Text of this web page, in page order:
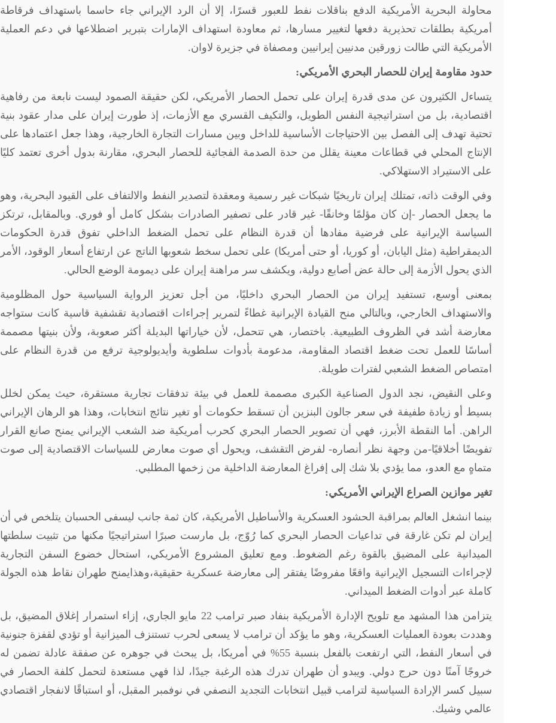
محاولة البحرية الأمريكية الدفع بناقلات نفط للعبور قسرًا، إلا أن الرد الإيراني جاء حاسما باستهداف فرقاطة
أمريكية بطلقات تحذيرية دفعها لتغيير مسارها، ثم معاودة استهداف الإمارات بتبرير اضطلاعها في دعم العملية
الأمريكية التي طالت زورقين مدنيين إيرانيين ومصفاة في جزيرة لاوان.
حدود مقاومة إيران للحصار البحري الأمريكي:
يتساءل الكثيرون عن مدى قدرة إيران على تحمل الحصار الأمريكي، لكن حقيقة الصمود ليست نابعة من رفاهية
اقتصادية، بل من استراتيجية النفس الطويل، والتكيف القسري مع الأزمات، إذ طورت إيران على مدار عقود بنية
تحتية تهدف إلى الفصل بين الاحتياجات الأساسية للداخل وبين مسارات التجارة الخارجية، وهذا جعل اعتمادها على
الإنتاج المحلي في قطاعات معينة يقلل من حدة الصدمة الفجائية للحصار البحري، مقارنة بدول أخرى تعتمد كليًا
على الاستيراد الاستهلاكي.
وفي الوقت ذاته، تمتلك إيران تاريخيًا شبكات غير رسمية ومعقدة لتصدير النفط والالتفاف على القيود البحرية، وهو
ما يجعل الحصار -إن كان مؤلمًا وخانقًا- غير قادر على تصفير الصادرات بشكل كامل أو فوري. وبالمقابل، ترتكز
السياسة الإيرانية على فرضية مفادها أن قدرة النظام على تحمل الضغط الداخلي تفوق قدرة الحكومات
الديمقراطية (مثل اليابان، أو كوريا، أو حتى أمريكا) على تحمل سخط شعوبها الناتج عن ارتفاع أسعار الوقود، الأمر
الذي يحول الأزمة إلى حالة عض أصابع دولية، ويكشف سر مراهنة إيران على ديمومة الوضع الحالي.
بمعنى أوسع، تستفيد إيران من الحصار البحري داخليًا، من أجل تعزيز الرواية السياسية حول المظلومية
والاستهداف الخارجي، وبالتالي منح القيادة الإيرانية غطاءً لتمرير إجراءات اقتصادية تقشفية قاسية كانت ستواجه
معارضة أشد في الظروف الطبيعية. باختصار، هي تتحمل، لأن خياراتها البديلة أكثر صعوبة، ولأن بنيتها مصممة
أساسًا للعمل تحت ضغط اقتصاد المقاومة، مدعومة بأدوات سلطوية وأيديولوجية ترفع من قدرة النظام على
امتصاص الضغط الشعبي لفترات طويلة.
وعلى النقيض، نجد الدول الصناعية الكبرى مصممة للعمل في بيئة تدفقات تجارية مستقرة، حيث يمكن لخلل
بسيط أو زيادة طفيفة في سعر جالون البنزين أن تسقط حكومات أو تغير نتائج انتخابات، وهذا هو الرهان الإيراني
الراهن. أما النقطة الأبرز، فهي أن تصوير الحصار البحري كحرب أمريكية ضد الشعب الإيراني يمنح صانع القرار
تفويضًا أخلاقيًا-من وجهة نظر أنصاره- لفرض التقشف، ويحول أي صوت معارض للسياسات الاقتصادية إلى صوت
متماهٍ مع العدو، مما يؤدي بلا شك إلى إفراغ المعارضة الداخلية من زخمها المطلبي.
تغير موازين الصراع الإيراني الأمريكي:
بينما انشغل العالم بمراقبة الحشود العسكرية والأساطيل الأمريكية، كان ثمة جانب ليسفى الحسبان يتلخص في أن
إيران لم تكن غارقة في تداعيات الحصار البحري كما رُوّج، بل مارست صبرًا استراتيجيًا مكنها من تثبيت سلطتها
الميدانية على المضيق بالقوة رغم الضغوط. ومع تعليق المشروع الأمريكي، استحال خضوع السفن التجارية
لإجراءات التسجيل الإيرانية واقعًا مفروضًا يفتقر إلى معارضة عسكرية حقيقية،وهذايمنح طهران نقاط هذه الجولة
كاملة عبر أدوات الضغط الميداني.
يتزامن هذا المشهد مع تلويح الإدارة الأمريكية بنفاد صبر ترامب 22 مايو الجاري، إزاء استمرار إغلاق المضيق، بل
وهددت بعودة العمليات العسكرية، وهو ما يؤكد أن ترامب لا يسعى لحرب تستنزف الميزانية أو تؤدي لقفزة جنونية
في أسعار النفط، التي ارتفعت بالفعل بنسبة 55% في أمريكا، بل يبحث في جوهره عن صفقة عادلة تضمن له
خروجًا آمنًا دون حرج دولي. ويبدو أن طهران تدرك هذه الرغبة جيدًا، لذا فهي مستعدة لتحمل كلفة الحصار في
سبيل كسر الإرادة السياسية لترامب قبيل انتخابات التجديد النصفي في نوفمبر المقبل، أو استباقًا لانفجار اقتصادي
عالمي وشيك.